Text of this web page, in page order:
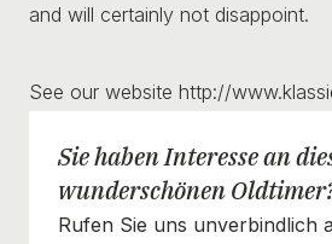
and will certainly not disappoint.
See our website http://
Sie haben Interesse an
wunderschönen
Rufen Sie uns unverbindlich